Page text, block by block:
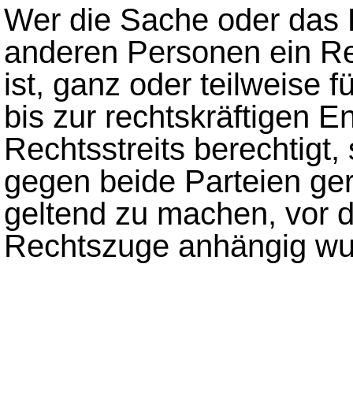
Wer die Sache oder
anderen Personen ein
ist, ganz oder teilweise
bis zur rechtskräftigen
Rechtsstreits
gegen beide Parteien
geltend zu machen, vor
Rechtszuge anhängig